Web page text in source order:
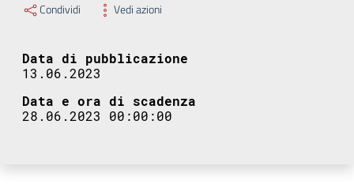
Condividi Vedi azioni
Data di pubblicazione
13.06.2023
Data e ora di scadenza
28.06.2023 00:00:00